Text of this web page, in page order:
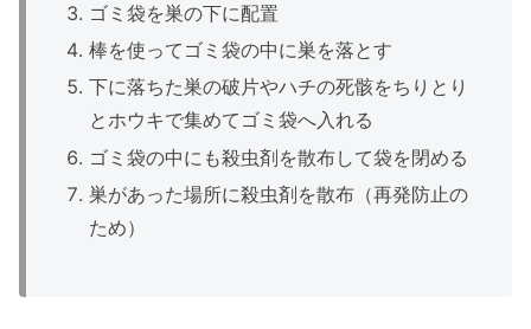
ゴミ袋を巣の下に配置
棒を使ってゴミ袋の中に巣を落とす
下に落ちた巣の破片やハチの死骸をちりとり
とホウキで集めてゴミ袋へ入れる
ゴミ袋の中にも殺虫剤を散布して袋を閉める
巣があった場所に殺虫剤を散布（再発防止の
ため）